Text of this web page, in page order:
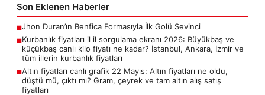
Son Eklenen Haberler
■Jhon Duran’ın Benfica Formasıyla İlk Golü Sevinci
■Kurbanlık fiyatları il il sorgulama ekranı 2026: Büyükbaş ve
küçükbaş canlı kilo fiyatı ne kadar? İstanbul, Ankara, İzmir ve
tüm illerin kurbanlık fiyatları
■Altın fiyatları canlı grafik 22 Mayıs: Altın fiyatları ne oldu,
düştü mü, çıktı mı? Gram, çeyrek ve tam altın alış satış
fiyatları